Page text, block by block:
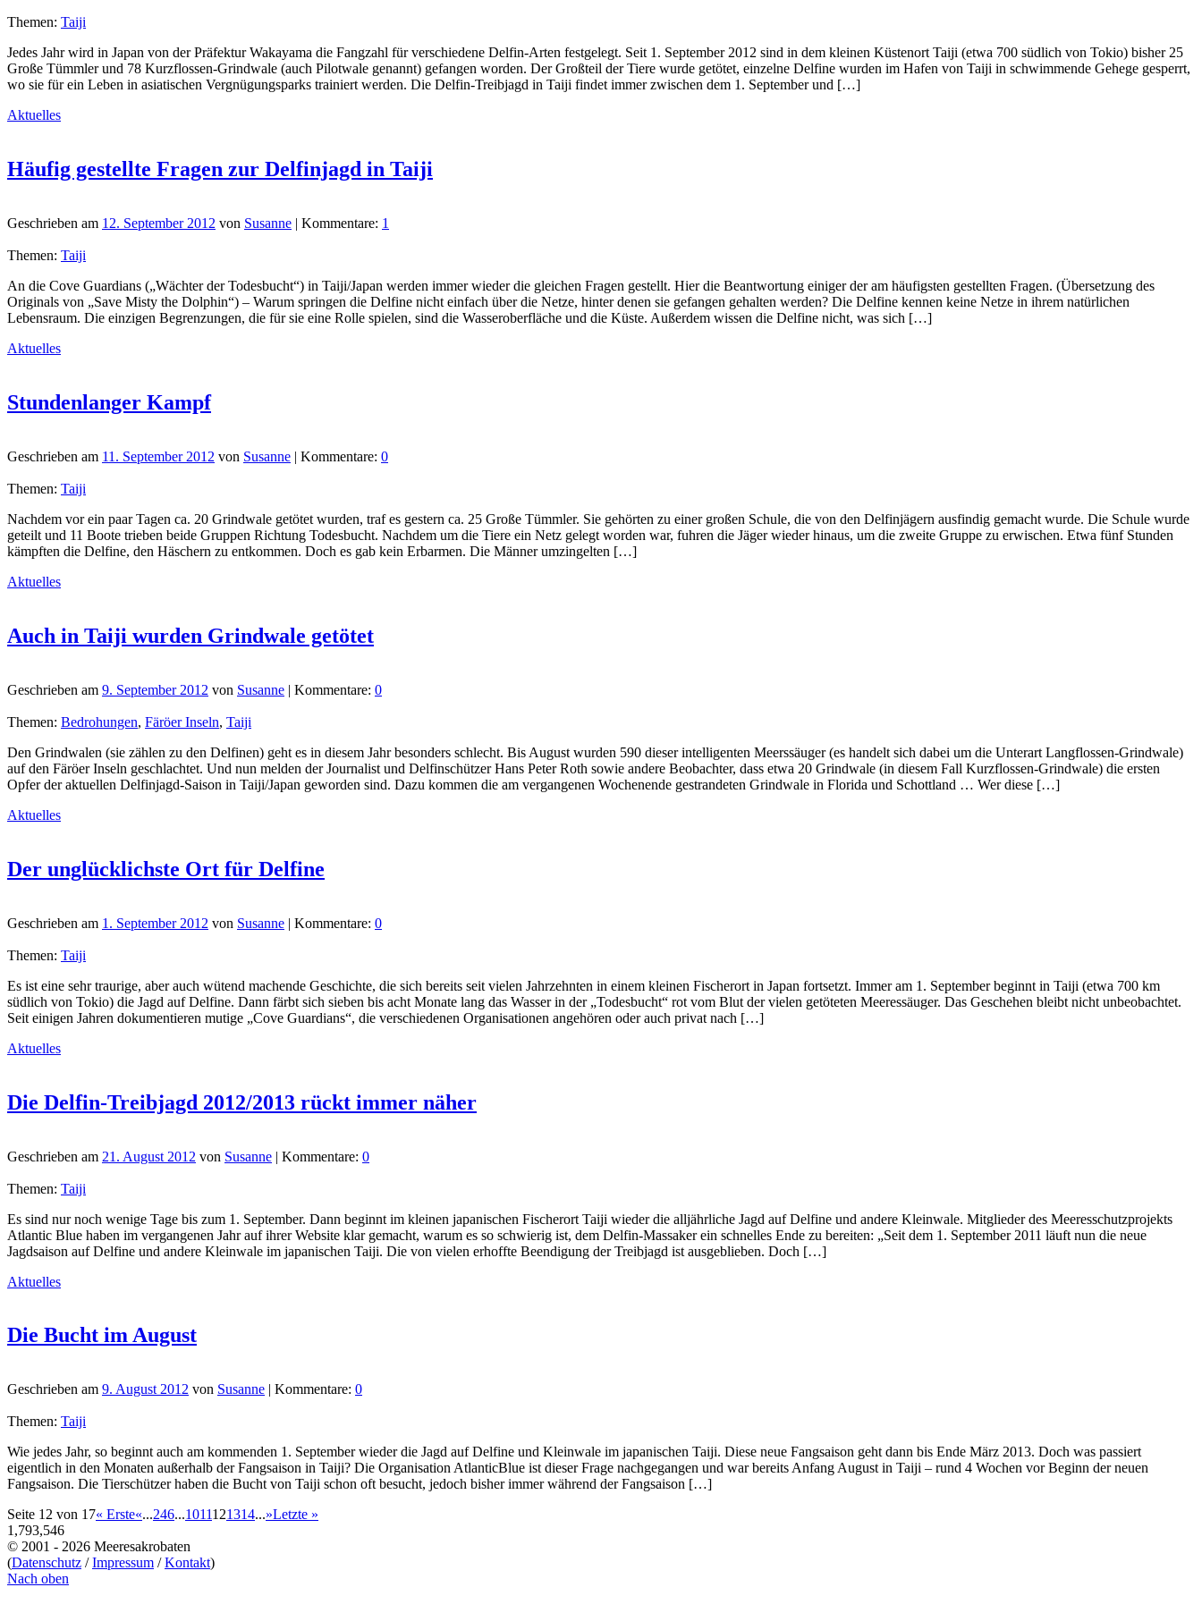
Themen: Taiji
Jedes Jahr wird in Japan von der Präfektur Wakayama die Fangzahl für verschiedene Delfin-Arten festgelegt. Seit 1. September 2012 sind in dem kleinen Küstenort Taiji (etwa 700 südlich von Tokio) bisher 25
Große Tümmler und 78 Kurzflossen-Grindwale (auch Pilotwale genannt) gefangen worden. Der Großteil der Tiere wurde getötet, einzelne Delfine wurden im Hafen von Taiji in schwimmende Gehege gesperrt,
wo sie für ein Leben in asiatischen Vergnügungsparks trainiert werden. Die Delfin-Treibjagd in Taiji findet immer zwischen dem 1. September und […]
Aktuelles
Häufig gestellte Fragen zur Delfinjagd in Taiji
Geschrieben am 12. September 2012 von Susanne | Kommentare: 1
Themen: Taiji
An die Cove Guardians („Wächter der Todesbucht“) in Taiji/Japan werden immer wieder die gleichen Fragen gestellt. Hier die Beantwortung einiger der am häufigsten gestellten Fragen. (Übersetzung des
Originals von „Save Misty the Dolphin“) – Warum springen die Delfine nicht einfach über die Netze, hinter denen sie gefangen gehalten werden? Die Delfine kennen keine Netze in ihrem natürlichen
Lebensraum. Die einzigen Begrenzungen, die für sie eine Rolle spielen, sind die Wasseroberfläche und die Küste. Außerdem wissen die Delfine nicht, was sich […]
Aktuelles
Stundenlanger Kampf
Geschrieben am 11. September 2012 von Susanne | Kommentare: 0
Themen: Taiji
Nachdem vor ein paar Tagen ca. 20 Grindwale getötet wurden, traf es gestern ca. 25 Große Tümmler. Sie gehörten zu einer großen Schule, die von den Delfinjägern ausfindig gemacht wurde. Die Schule wurde
geteilt und 11 Boote trieben beide Gruppen Richtung Todesbucht. Nachdem um die Tiere ein Netz gelegt worden war, fuhren die Jäger wieder hinaus, um die zweite Gruppe zu erwischen. Etwa fünf Stunden
kämpften die Delfine, den Häschern zu entkommen. Doch es gab kein Erbarmen. Die Männer umzingelten […]
Aktuelles
Auch in Taiji wurden Grindwale getötet
Geschrieben am 9. September 2012 von Susanne | Kommentare: 0
Themen: Bedrohungen, Färöer Inseln, Taiji
Den Grindwalen (sie zählen zu den Delfinen) geht es in diesem Jahr besonders schlecht. Bis August wurden 590 dieser intelligenten Meerssäuger (es handelt sich dabei um die Unterart Langflossen-Grindwale)
auf den Färöer Inseln geschlachtet. Und nun melden der Journalist und Delfinschützer Hans Peter Roth sowie andere Beobachter, dass etwa 20 Grindwale (in diesem Fall Kurzflossen-Grindwale) die ersten
Opfer der aktuellen Delfinjagd-Saison in Taiji/Japan geworden sind. Dazu kommen die am vergangenen Wochenende gestrandeten Grindwale in Florida und Schottland … Wer diese […]
Aktuelles
Der unglücklichste Ort für Delfine
Geschrieben am 1. September 2012 von Susanne | Kommentare: 0
Themen: Taiji
Es ist eine sehr traurige, aber auch wütend machende Geschichte, die sich bereits seit vielen Jahrzehnten in einem kleinen Fischerort in Japan fortsetzt. Immer am 1. September beginnt in Taiji (etwa 700 km
südlich von Tokio) die Jagd auf Delfine. Dann färbt sich sieben bis acht Monate lang das Wasser in der „Todesbucht“ rot vom Blut der vielen getöteten Meeressäuger. Das Geschehen bleibt nicht unbeobachtet.
Seit einigen Jahren dokumentieren mutige „Cove Guardians“, die verschiedenen Organisationen angehören oder auch privat nach […]
Aktuelles
Die Delfin-Treibjagd 2012/2013 rückt immer näher
Geschrieben am 21. August 2012 von Susanne | Kommentare: 0
Themen: Taiji
Es sind nur noch wenige Tage bis zum 1. September. Dann beginnt im kleinen japanischen Fischerort Taiji wieder die alljährliche Jagd auf Delfine und andere Kleinwale. Mitglieder des Meeresschutzprojekts
Atlantic Blue haben im vergangenen Jahr auf ihrer Website klar gemacht, warum es so schwierig ist, dem Delfin-Massaker ein schnelles Ende zu bereiten: „Seit dem 1. September 2011 läuft nun die neue
Jagdsaison auf Delfine und andere Kleinwale im japanischen Taiji. Die von vielen erhoffte Beendigung der Treibjagd ist ausgeblieben. Doch […]
Aktuelles
Die Bucht im August
Geschrieben am 9. August 2012 von Susanne | Kommentare: 0
Themen: Taiji
Wie jedes Jahr, so beginnt auch am kommenden 1. September wieder die Jagd auf Delfine und Kleinwale im japanischen Taiji. Diese neue Fangsaison geht dann bis Ende März 2013. Doch was passiert
eigentlich in den Monaten außerhalb der Fangsaison in Taiji? Die Organisation AtlanticBlue ist dieser Frage nachgegangen und war bereits Anfang August in Taiji – rund 4 Wochen vor Beginn der neuen
Fangsaison. Die Tierschützer haben die Bucht von Taiji schon oft besucht, jedoch bisher immer während der Fangsaison […]
Seite 12 von 17« Erste«...246...1011121314...»Letzte »
1,793,546
© 2001 - 2026 Meeresakrobaten
(Datenschutz /Impressum /Kontakt)
Nach oben